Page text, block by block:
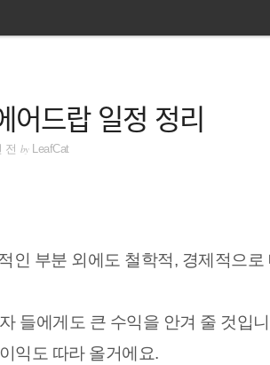
어드랍 일정 정리
전 byLeafCat
인 부분 외에도 철학적, 경제적으로
들에게도 큰 수익을 안겨 줄 것입
익도 따라 올거에요.